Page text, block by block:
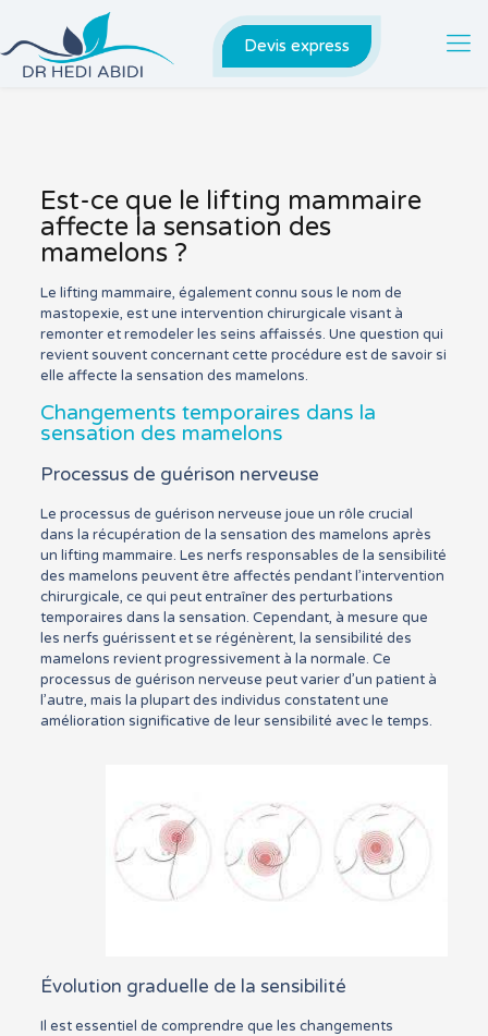
Devis express
Est-ce que le lifting mammaire
affecte la sensation des
mamelons ?
Le lifting mammaire, également connu sous le nom de
mastopexie, est une intervention chirurgicale visant à
remonter et remodeler les seins affaissés. Une question qui
revient souvent concernant cette procédure est de savoir si
elle affecte la sensation des mamelons.
Changements temporaires dans la
sensation des mamelons
Processus de guérison nerveuse
Le processus de guérison nerveuse joue un rôle crucial
dans la récupération de la sensation des mamelons après
un lifting mammaire. Les nerfs responsables de la sensibilité
des mamelons peuvent être affectés pendant l’intervention
chirurgicale, ce qui peut entraîner des perturbations
temporaires dans la sensation. Cependant, à mesure que
les nerfs guérissent et se régénèrent, la sensibilité des
mamelons revient progressivement à la normale. Ce
processus de guérison nerveuse peut varier d’un patient à
l’autre, mais la plupart des individus constatent une
amélioration significative de leur sensibilité avec le temps.
Évolution graduelle de la sensibilité
Il est essentiel de comprendre que les changements